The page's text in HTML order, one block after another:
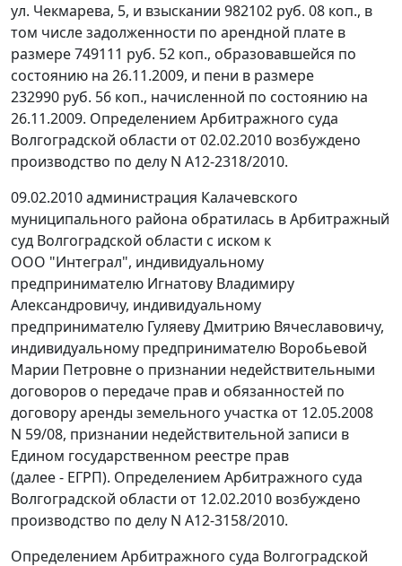
ул. Чекмарева, 5, и взыскании 982102 руб. 08 коп., в
том числе задолженности по арендной плате в
размере 749111 руб. 52 коп., образовавшейся по
состоянию на 26.11.2009, и пени в размере
232990 руб. 56 коп., начисленной по состоянию на
26.11.2009. Определением Арбитражного суда
Волгоградской области от 02.02.2010 возбуждено
производство по делу N А12-2318/2010.
09.02.2010 администрация Калачевского
муниципального района обратилась в Арбитражный
суд Волгоградской области с иском к
ООО "Интеграл", индивидуальному
предпринимателю Игнатову Владимиру
Александровичу, индивидуальному
предпринимателю Гуляеву Дмитрию Вячеславовичу,
индивидуальному предпринимателю Воробьевой
Марии Петровне о признании недействительными
договоров о передаче прав и обязанностей по
договору аренды земельного участка от 12.05.2008
N 59/08, признании недействительной записи в
Едином государственном реестре прав
(далее - ЕГРП). Определением Арбитражного суда
Волгоградской области от 12.02.2010 возбуждено
производство по делу N А12-3158/2010.
Определением Арбитражного суда Волгоградской